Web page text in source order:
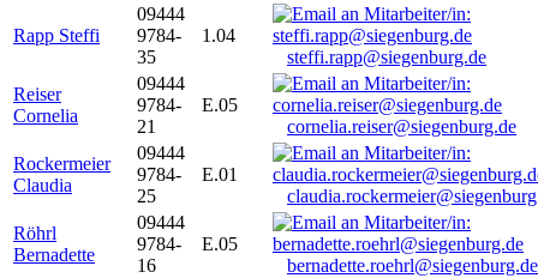
Rapp Steffi
09444
9784-
35
1.04
steffi.rapp@siegenburg.de
Reiser
Cornelia
09444
9784-
21
E.05
cornelia.reiser@siegenburg.de
Rockermeier
Claudia
09444
9784-
25
E.01
Röhrl
Bernadette
09444
9784-
16
E.05
bernadette.roehrl@siegenburg.de